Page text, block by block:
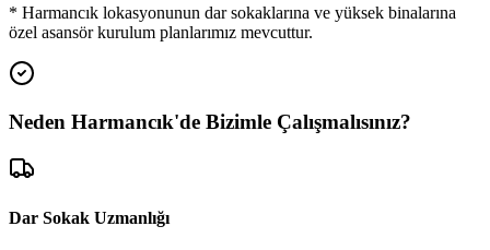
* Harmancık lokasyonunun dar sokaklarına ve yüksek binalarına
özel asansör kurulum planlarımız mevcuttur.
Neden Harmancık'de Bizimle Çalışmalısınız?
Dar Sokak Uzmanlığı